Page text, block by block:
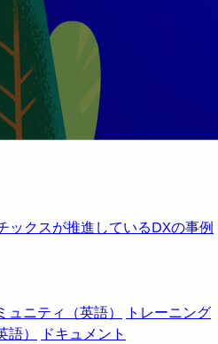
ックスが推進しているDXの事例
ュニティ（英語）
トレーニング
）
ドキュメント